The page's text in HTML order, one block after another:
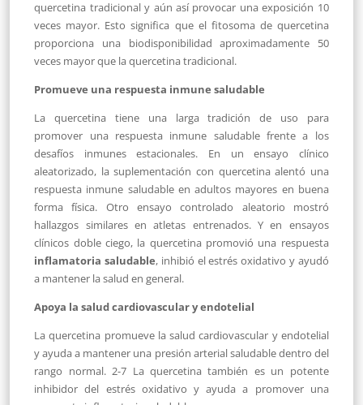
quercetina tradicional y aún así provocar una exposición 10
veces mayor. Esto significa que el fitosoma de quercetina
proporciona una biodisponibilidad aproximadamente 50
veces mayor que la quercetina tradicional.
Promueve una respuesta inmune saludable
La quercetina tiene una larga tradición de uso para
promover una respuesta inmune saludable frente a los
desafíos inmunes estacionales. En un ensayo clínico
aleatorizado, la suplementación con quercetina alentó una
respuesta inmune saludable en adultos mayores en buena
forma física. Otro ensayo controlado aleatorio mostró
hallazgos similares en atletas entrenados. Y en ensayos
clínicos doble ciego, la quercetina promovió una respuesta
inflamatoria saludable, inhibió el estrés oxidativo y ayudó
a mantener la salud en general.
Apoya la salud cardiovascular y endotelial
La quercetina promueve la salud cardiovascular y endotelial
y ayuda a mantener una presión arterial saludable dentro del
rango normal. 2-7 La quercetina también es un potente
inhibidor del estrés oxidativo y ayuda a promover una